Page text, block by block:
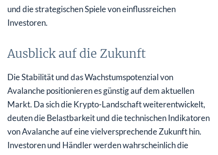
und die strategischen Spiele von einflussreichen
Investoren.
Ausblick auf die Zukunft
Die Stabilität und das Wachstumspotenzial von
Avalanche positionieren es günstig auf dem aktuellen
Markt. Da sich die Krypto-Landschaft weiterentwickelt,
deuten die Belastbarkeit und die technischen Indikatoren
von Avalanche auf eine vielversprechende Zukunft hin.
Investoren und Händler werden wahrscheinlich die